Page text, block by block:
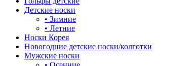
Детские носки
• Зимние
• Летние
Носки Корея
Новогодние детские носки/колготки
Мужские носки